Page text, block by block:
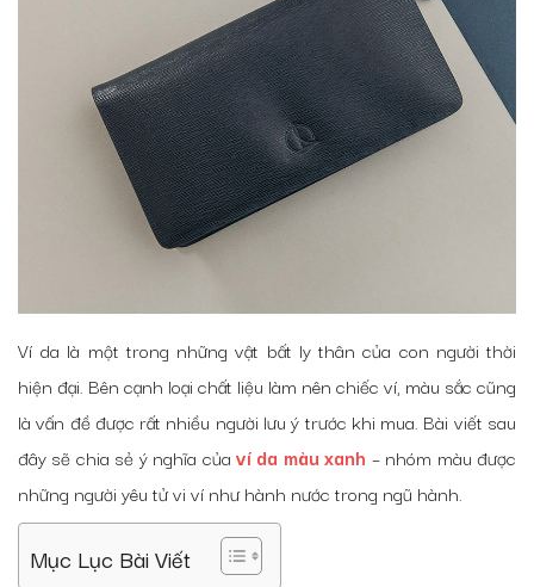
Ví da là một trong những vật bất ly thân của con người thời
hiện đại. Bên cạnh loại chất liệu làm nên chiếc ví, màu sắc cũng
là vấn đề được rất nhiều người lưu ý trước khi mua. Bài viết sau
đây sẽ chia sẻ ý nghĩa của ví da màu xanh – nhóm màu được
những người yêu tử vi ví như hành nước trong ngũ hành.
Mục Lục Bài Viết